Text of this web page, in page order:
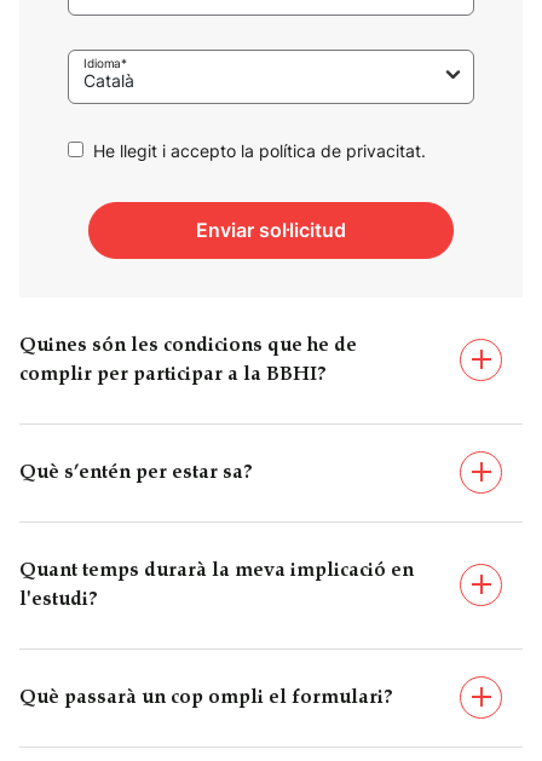
Idioma*
He llegit i accepto la política de privacitat.
Enviar sol·licitud
Quines són les condicions que he de
complir per participar a la BBHI?
Què s’entén per estar sa?
Quant temps durarà la meva implicació en
l'estudi?
Què passarà un cop ompli el formulari?